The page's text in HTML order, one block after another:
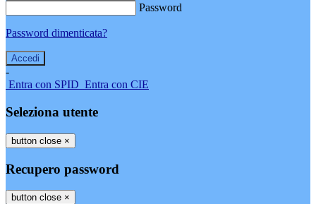
Password
Password dimenticata?
-
Entra con SPID Entra con CIE
Seleziona utente
button close ×
Recupero password
button close ×